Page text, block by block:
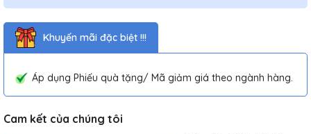
Khuyến mãi đặc biệt !!!
Áp dụng Phiếu quà tặng/ Mã giảm giá theo ngành hàng.
Cam kết của chúng tôi